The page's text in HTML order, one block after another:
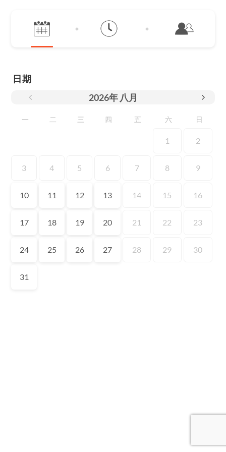
日期
2026年 八月
一 二 三 四 五 六 日
1 2
3 4 5 6 7 8 9
10 11 12 13 14 15 16
17 18 19 20 21 22 23
24 25 26 27 28 29 30
31